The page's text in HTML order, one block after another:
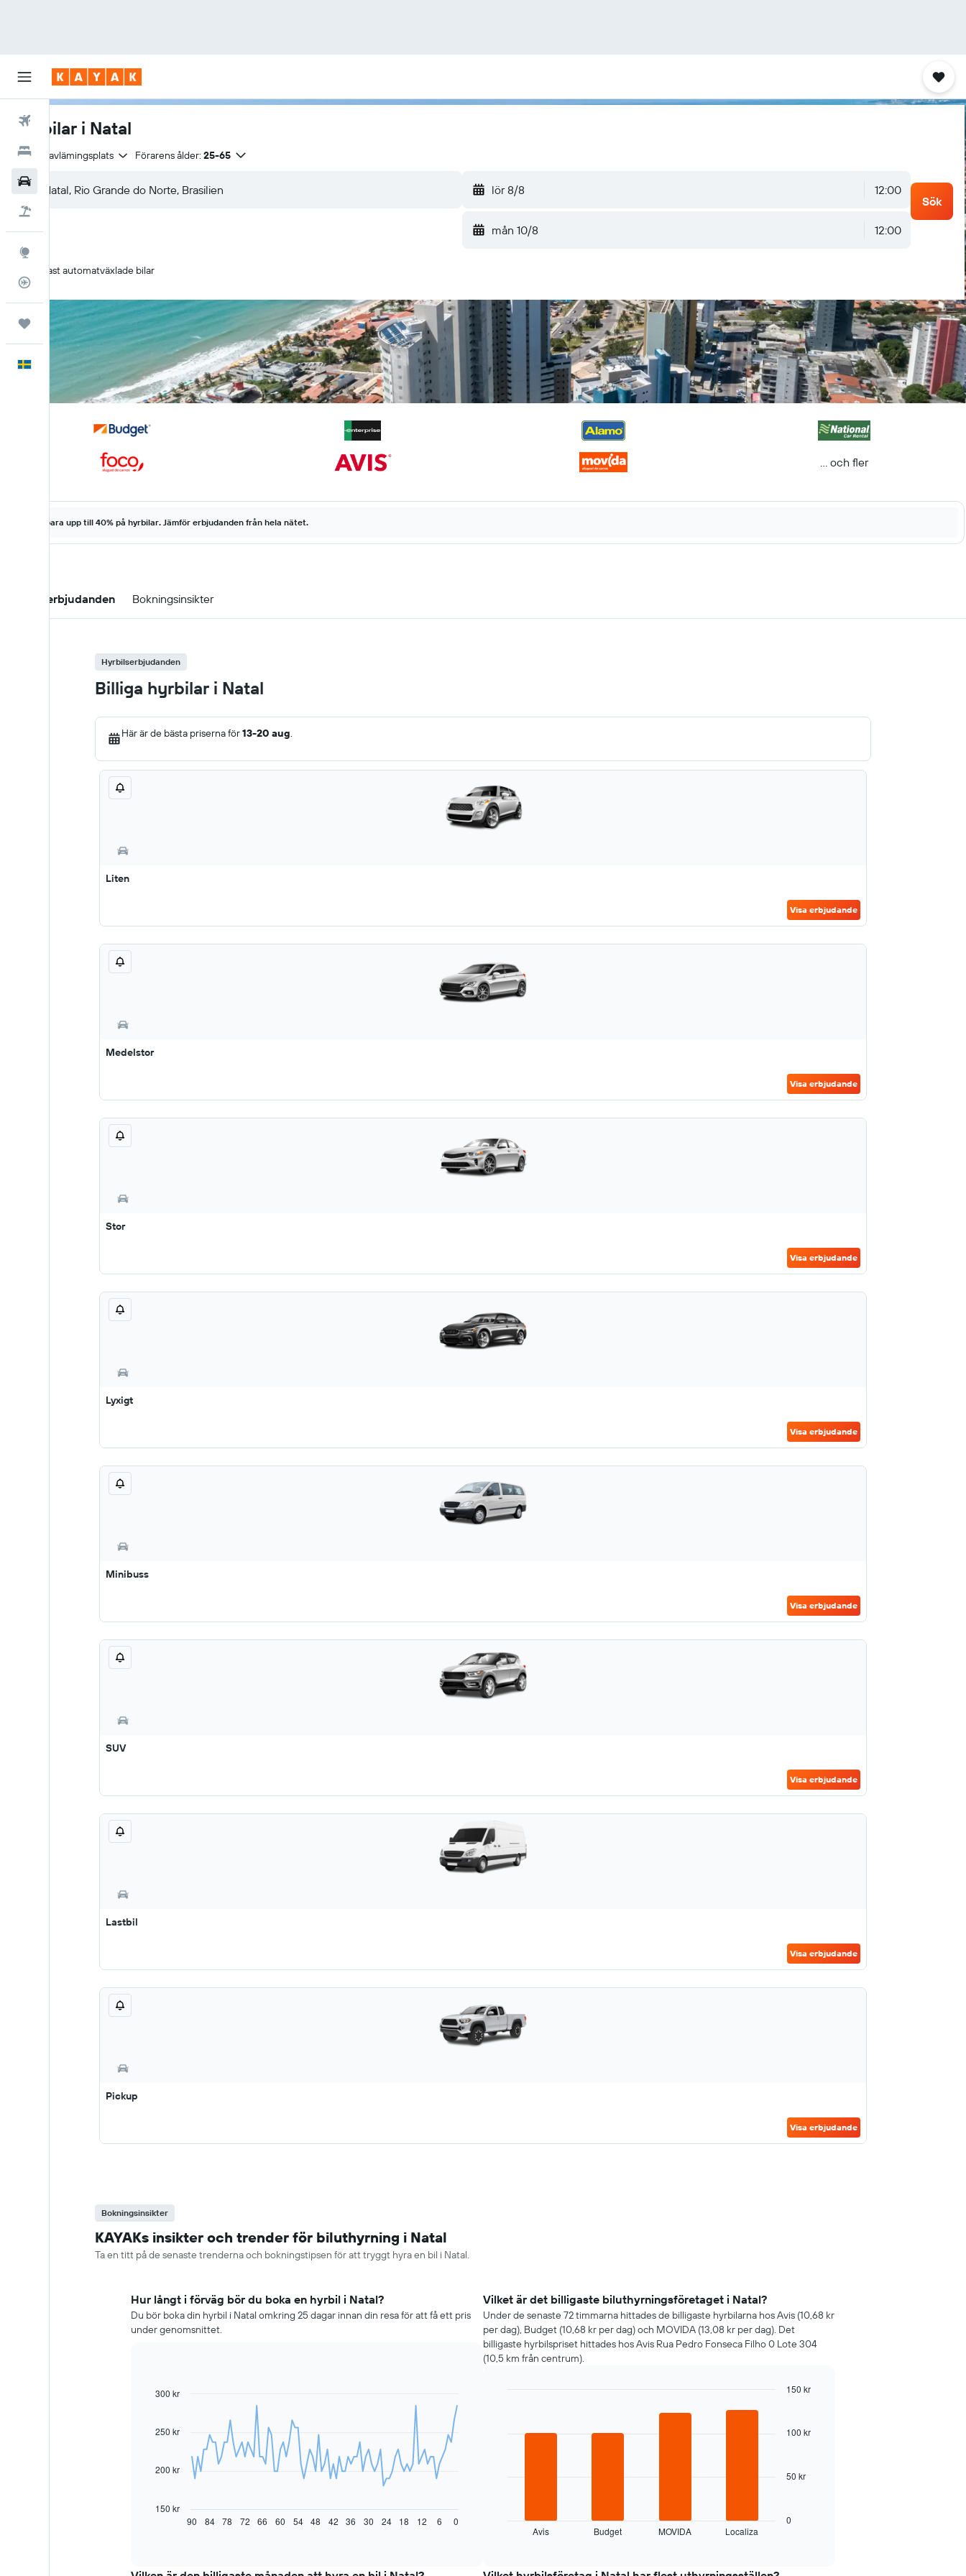
Flyg
Hotell
Trips
Hyrbilar i Natal
Samma avlämingsplats Förarens ålder: 25-65
lör 8/8 12:00
mån 10/8 12:00
Sök
Endast automatväxlade bilar
... och fler
Spara upp till 40% på hyrbilar. Jämför erbjudanden från hela nätet.
Hyrbilserbjudanden Bokningsinsikter
Hyrbilserbjudanden
Billiga hyrbilar i Natal
Här är de bästa priserna för13-20 aug.
Liten
Visa erbjudande
Medelstor
Visa erbjudande
Stor
Visa erbjudande
Lyxigt
Visa erbjudande
Minibuss
Visa erbjudande
SUV
Visa erbjudande
Lastbil
Visa erbjudande
Pickup
Visa erbjudande
Bokningsinsikter
KAYAKs insikter och trender för biluthyrning i Natal
Ta en titt på de senaste trenderna och bokningstipsen för att tryggt hyra en bil i Natal.
Hur långt i förväg bör du boka en hyrbil i Natal?
Du bör boka din hyrbil i Natal omkring 25 dagar innan din resa för att få ett pris
under genomsnittet.
Line
91
data
Diagrammet
hur
hyrbilspriset
Chart
150 kr
200 kr
250 kr
300 kr
90 60 30 0
84 78 72 66 54 48 42 36 24 18 12 6
Vilket är det billigaste biluthyrningsföretaget i Natal?
Under de senaste 72 timmarna hittades de billigaste hyrbilarna hos Avis (10,68 kr
per dag), Budget (10,68 kr per dag) och MOVIDA (13,08 kr per dag). Det
billigaste hyrbilspriset hittades hos Avis Rua Pedro Fonseca Filho 0 Lote 304
(10,5 km från centrum).
billigaste
Avis Budget MOVIDA Localiza
0
50 kr
100 kr
150 kr